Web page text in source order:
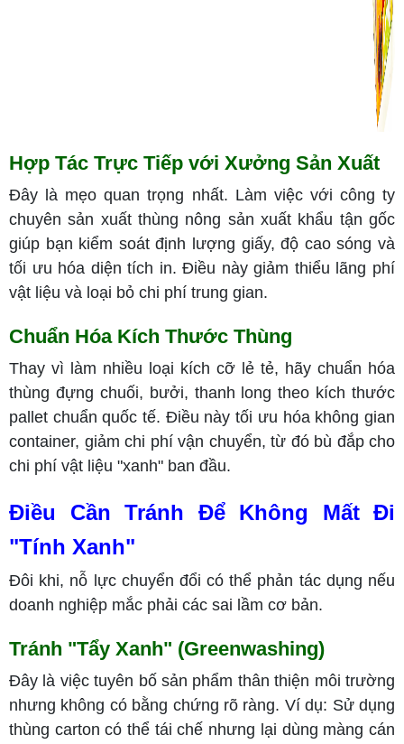
Hợp Tác Trực Tiếp với Xưởng Sản Xuất
Đây là mẹo quan trọng nhất. Làm việc với công ty
chuyên sản xuất thùng nông sản xuất khẩu tận gốc
giúp bạn kiểm soát định lượng giấy, độ cao sóng và
tối ưu hóa diện tích in. Điều này giảm thiểu lãng phí
vật liệu và loại bỏ chi phí trung gian.
Chuẩn Hóa Kích Thước Thùng
Thay vì làm nhiều loại kích cỡ lẻ tẻ, hãy chuẩn hóa
thùng đựng chuối, bưởi, thanh long theo kích thước
pallet chuẩn quốc tế. Điều này tối ưu hóa không gian
container, giảm chi phí vận chuyển, từ đó bù đắp cho
chi phí vật liệu "xanh" ban đầu.
Điều Cần Tránh Để Không Mất Đi
"Tính Xanh"
Đôi khi, nỗ lực chuyển đổi có thể phản tác dụng nếu
doanh nghiệp mắc phải các sai lầm cơ bản.
Tránh "Tẩy Xanh" (Greenwashing)
Đây là việc tuyên bố sản phẩm thân thiện môi trường
nhưng không có bằng chứng rõ ràng. Ví dụ: Sử dụng
thùng carton có thể tái chế nhưng lại dùng màng cán